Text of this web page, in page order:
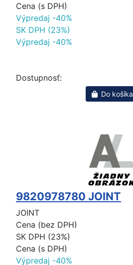
Cena (s DPH)
Výpredaj -40%
SK DPH (23%)
Výpredaj -40%
Dostupnosť:
Do košíka
9820978780 JOINT
JOINT
Cena (bez DPH)
SK DPH (23%)
Cena (s DPH)
Výpredaj -40%